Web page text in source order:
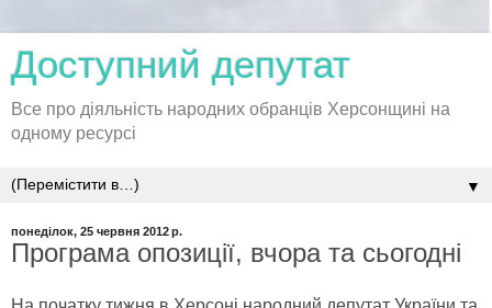
Доступний депутат
Все про діяльність народних обранців Херсонщині на
одному ресурсі
▼
понеділок, 25 червня 2012 р.
Програма опозиції, вчора та сьогодні